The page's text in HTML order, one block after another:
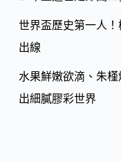
世界盃歷史第一人
出線
水果鮮嫩欲滴、朱
出細膩膠彩世界